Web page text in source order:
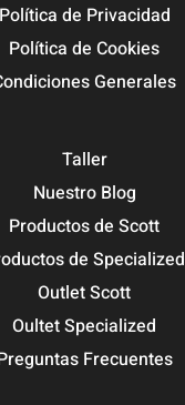
Política de Privacidad
Política de Cookies
Generales
Taller
Nuestro Blog
Productos de Scott
de Specialized
Outlet Scott
Oultet Specialized
Frecuentes